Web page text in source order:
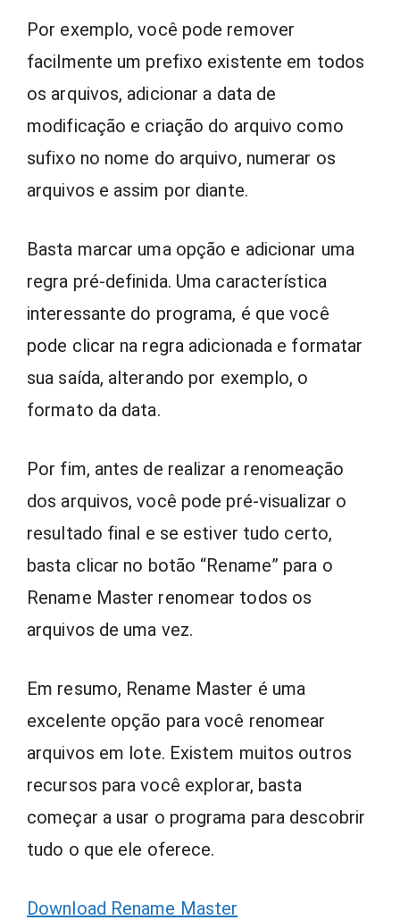
Por exemplo, você pode remover
facilmente um prefixo existente em todos
os arquivos, adicionar a data de
modificação e criação do arquivo como
sufixo no nome do arquivo, numerar os
arquivos e assim por diante.
Basta marcar uma opção e adicionar uma
regra pré-definida. Uma característica
interessante do programa, é que você
pode clicar na regra adicionada e formatar
sua saída, alterando por exemplo, o
formato da data.
Por fim, antes de realizar a renomeação
dos arquivos, você pode pré-visualizar o
resultado final e se estiver tudo certo,
basta clicar no botão “Rename” para o
Rename Master renomear todos os
arquivos de uma vez.
Em resumo, Rename Master é uma
excelente opção para você renomear
arquivos em lote. Existem muitos outros
recursos para você explorar, basta
começar a usar o programa para descobrir
tudo o que ele oferece.
Download Rename Master